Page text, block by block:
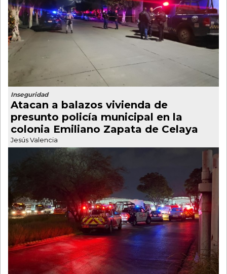
Inseguridad
Atacan a balazos vivienda de
presunto policía municipal en la
colonia Emiliano Zapata de Celaya
Jesús Valencia